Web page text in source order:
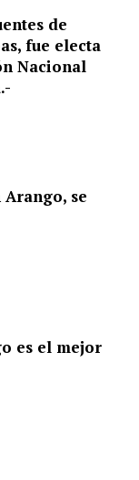
de
fue electa
Nacional
se
es el mejor